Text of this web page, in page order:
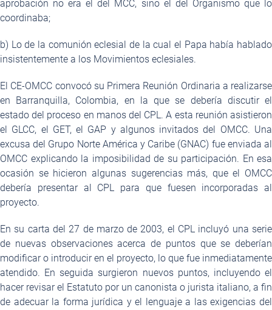
aprobación no era el del MCC, sino el del Organismo que lo
coordinaba;
b) Lo de la comunión eclesial de la cual el Papa había hablado
insistentemente a los Movimientos eclesiales.
El CE-OMCC convocó su Primera Reunión Ordinaria a realizarse
en Barranquilla, Colombia, en la que se debería discutir el
estado del proceso en manos del CPL. A esta reunión asistieron
el GLCC, el GET, el GAP y algunos invitados del OMCC. Una
excusa del Grupo Norte América y Caribe (GNAC) fue enviada al
OMCC explicando la imposibilidad de su participación. En esa
ocasión se hicieron algunas sugerencias más, que el OMCC
debería presentar al CPL para que fuesen incorporadas al
proyecto.
En su carta del 27 de marzo de 2003, el CPL incluyó una serie
de nuevas observaciones acerca de puntos que se deberían
modificar o introducir en el proyecto, lo que fue inmediatamente
atendido. En seguida surgieron nuevos puntos, incluyendo el
hacer revisar el Estatuto por un canonista o jurista italiano, a fin
de adecuar la forma jurídica y el lenguaje a las exigencias del